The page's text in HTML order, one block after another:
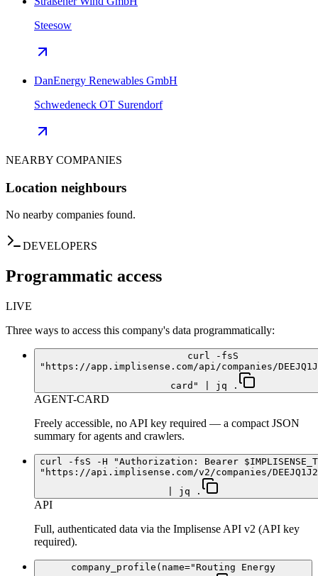
Steesow
DanEnergy Renewables GmbH
Schwedeneck OT Surendorf
NEARBY COMPANIES
Location neighbours
No nearby companies found.
DEVELOPERS
Programmatic access
LIVE
Three ways to access this company's data programmatically:
curl -fsS
"https://app.implisense.com/api/companies/
card" | jq .
AGENT-CARD
Freely accessible, no API key required — a compact JSON
summary for agents and crawlers.
curl -fsS -H "Authorization: Bearer
"https://api.implisense.com/v2/companies/
| jq .
API
Full, authenticated data via the Implisense API v2 (API key
required).
company_profile(name="Routing Energy